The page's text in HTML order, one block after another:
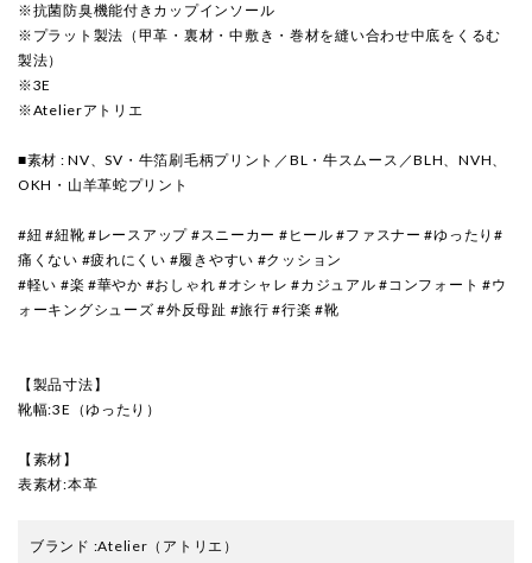
※抗菌防臭機能付きカップインソール
※プラット製法（甲革・裏材・中敷き・巻材を縫い合わせ中底をくるむ
製法）
※3E
※Atelierアトリエ
■素材 : NV、SV・牛箔刷毛柄プリント／BL・牛スムース／BLH、NVH、
OKH・山羊革蛇プリント
#紐 #紐靴 #レースアップ #スニーカー #ヒール #ファスナー #ゆったり#
痛くない #疲れにくい #履きやすい #クッション
#軽い #楽 #華やか #おしゃれ #オシャレ #カジュアル #コンフォート #ウ
ォーキングシューズ #外反母趾 #旅行 #行楽 #靴
【製品寸法】
靴幅:3E（ゆったり）
【素材】
表素材:本革
ブランド :Atelier （アトリエ）